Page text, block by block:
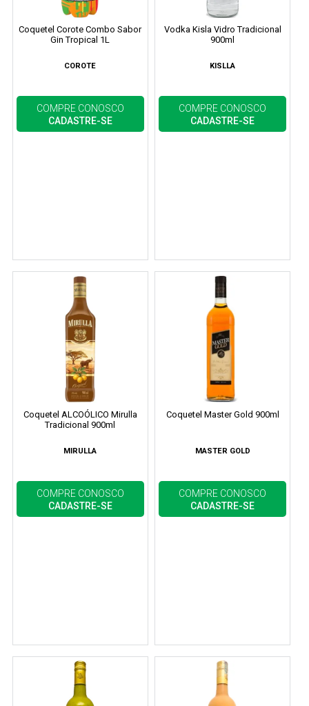
Coquetel Corote Combo Sabor
Gin Tropical 1L
COROTE
COMPRE CONOSCO
CADASTRE-SE
Vodka Kisla Vidro Tradicional
900ml
KISLLA
COMPRE CONOSCO
CADASTRE-SE
Coquetel ALCOÓLICO Mirulla
Tradicional 900ml
MIRULLA
COMPRE CONOSCO
CADASTRE-SE
Coquetel Master Gold 900ml
MASTER GOLD
COMPRE CONOSCO
CADASTRE-SE